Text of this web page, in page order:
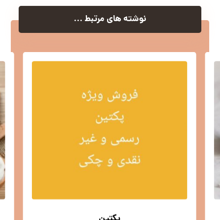
نوشته های مرتبط ...